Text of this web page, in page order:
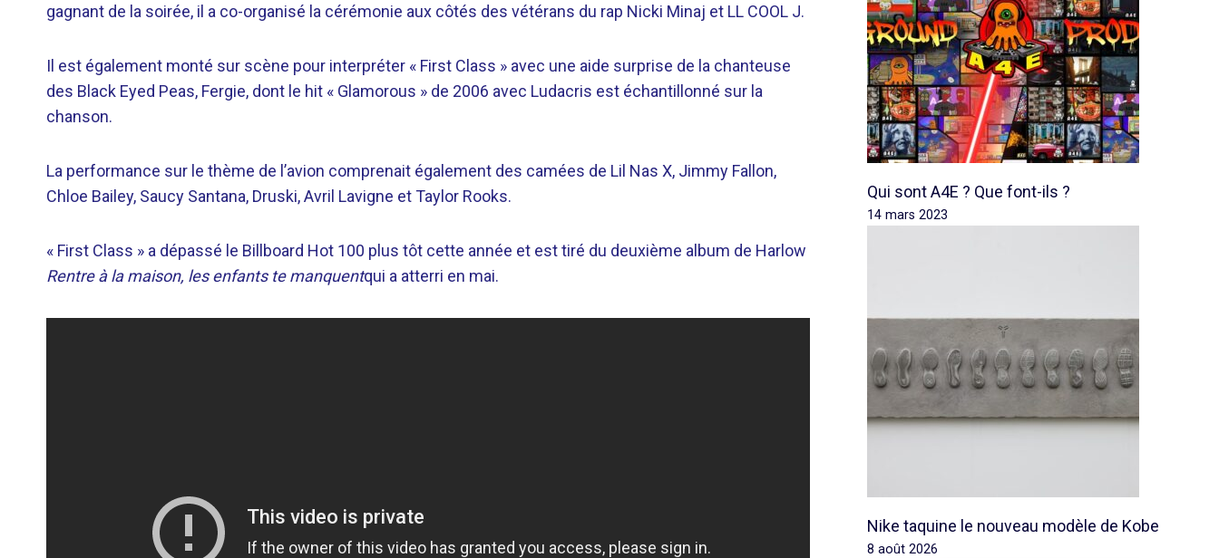
gagnant de la soirée, il a co-organisé la cérémonie aux côtés des vétérans du rap Nicki Minaj et LL COOL J.
Il est également monté sur scène pour interpréter « First Class » avec une aide surprise de la chanteuse
des Black Eyed Peas, Fergie, dont le hit « Glamorous » de 2006 avec Ludacris est échantillonné sur la
chanson.
La performance sur le thème de l’avion comprenait également des camées de Lil Nas X, Jimmy Fallon,
Chloe Bailey, Saucy Santana, Druski, Avril Lavigne et Taylor Rooks.
« First Class » a dépassé le Billboard Hot 100 plus tôt cette année et est tiré du deuxième album de Harlow
Rentre à la maison, les enfants te manquentqui a atterri en mai.
Qui sont A4E ? Que font-ils ?
14 mars 2023
Nike taquine le nouveau modèle de Kobe
8 août 2026